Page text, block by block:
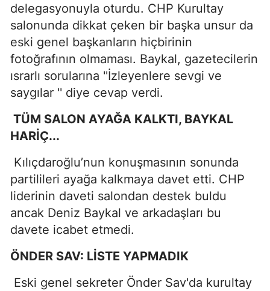
delegasyonuyla oturdu. CHP Kurultay
salonunda dikkat çeken bir başka unsur da
eski genel başkanların hiçbirinin
fotoğrafının olmaması. Baykal, gazetecilerin
ısrarlı sorularına ''İzleyenlere sevgi ve
saygılar '' diye cevap verdi.
TÜM SALON AYAĞA KALKTI, BAYKAL
HARİÇ...
Kılıçdaroğlu’nun konuşmasının sonunda
partilileri ayağa kalkmaya davet etti. CHP
liderinin daveti salondan destek buldu
ancak Deniz Baykal ve arkadaşları bu
davete icabet etmedi.
ÖNDER SAV: LİSTE YAPMADIK
Eski genel sekreter Önder Sav'da kurultay